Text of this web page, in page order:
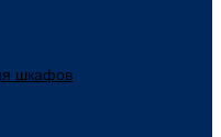
шкафов